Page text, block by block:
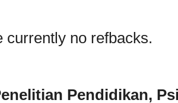
currently no refbacks.
Pendidikan,